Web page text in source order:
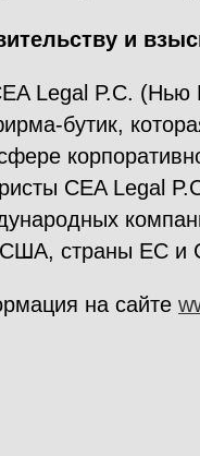
и
Legal P.C. (Нью
бутик,
CEA Legal
США, страны ЕС и
на сайте